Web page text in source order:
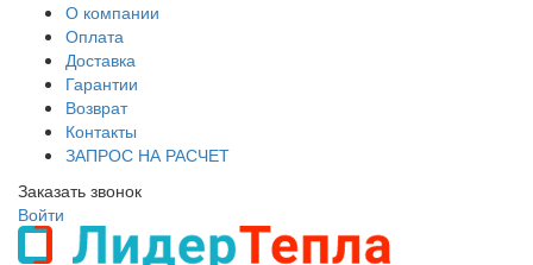
О компании
Оплата
Доставка
Гарантии
Возврат
Контакты
ЗАПРОС НА РАСЧЕТ
Заказать звонок
Войти